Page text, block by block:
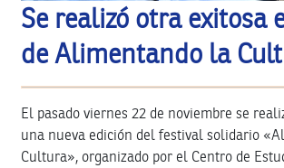
Se realizó otra exitosa
de Alimentando la
El pasado viernes 22 de noviembre se
una nueva edición del festival solidario
Cultura», organizado por el Centro de